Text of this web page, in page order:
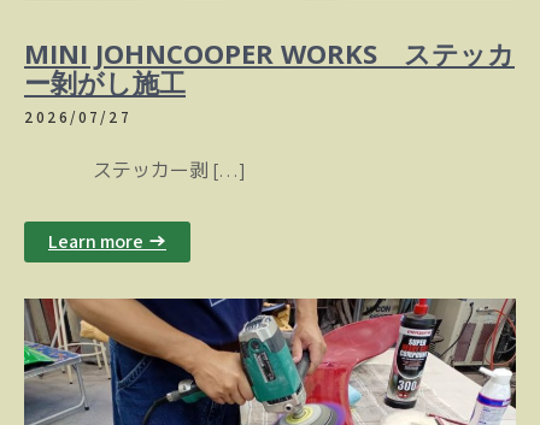
MINI JOHNCOOPER WORKS ステッカ
ー剝がし施工
2026/07/27
ステッカー剥 […]
Learn more →